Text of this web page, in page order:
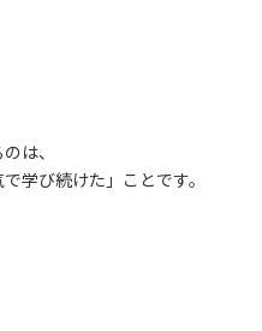
は、
学び続けた」ことです。